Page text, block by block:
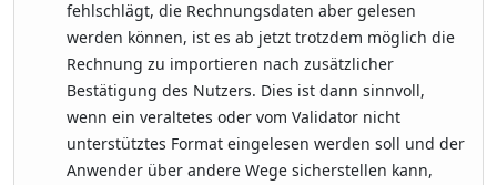
fehlschlägt, die Rechnungsdaten aber gelesen
werden können, ist es ab jetzt trotzdem möglich die
Rechnung zu importieren nach zusätzlicher
Bestätigung des Nutzers. Dies ist dann sinnvoll,
wenn ein veraltetes oder vom Validator nicht
unterstütztes Format eingelesen werden soll und der
Anwender über andere Wege sicherstellen kann,